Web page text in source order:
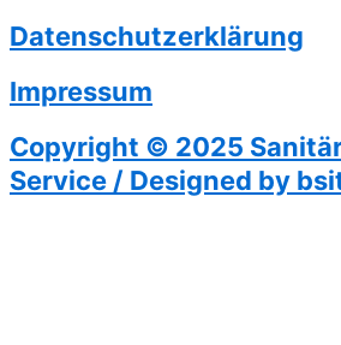
Datenschutzerklärung
Impressum
Copyright © 2025 Sanitär
Service / Designed by